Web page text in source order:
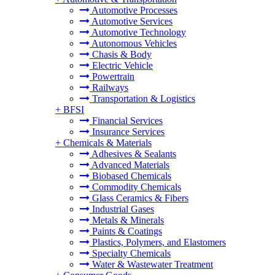
Automotive Processes
Automotive Services
Automotive Technology
Autonomous Vehicles
Chasis & Body
Electric Vehicle
Powertrain
Railways
Transportation & Logistics
+ BFSI
Financial Services
Insurance Services
+ Chemicals & Materials
Adhesives & Sealants
Advanced Materials
Biobased Chemicals
Commodity Chemicals
Glass Ceramics & Fibers
Industrial Gases
Metals & Minerals
Paints & Coatings
Plastics, Polymers, and Elastomers
Specialty Chemicals
Water & Wastewater Treatment